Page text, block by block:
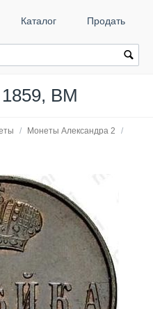
Каталог Продать
1859, ВМ
/ Монеты Александра 2
/